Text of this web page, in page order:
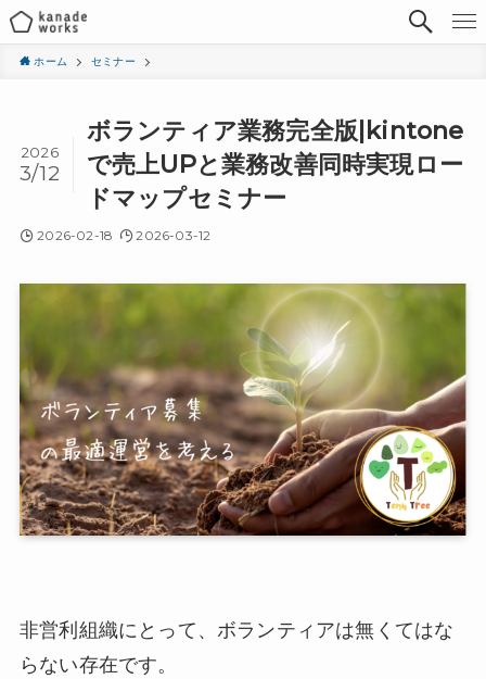
ホーム セミナー
ボランティア業務完全版|kintone
で売上UPと業務改善同時実現ロー
ドマップセミナー
2026
3/12
2026-02-18 2026-03-12
非営利組織にとって、ボランティアは無くてはな
らない存在です。